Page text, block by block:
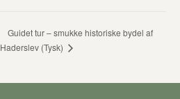
Guidet tur – smukke historiske bydel af
Haderslev (Tysk)